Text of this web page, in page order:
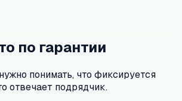
по гарантии
понимать, что фиксируется
отвечает подрядчик.